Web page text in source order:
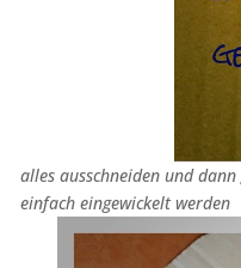
alles ausschneiden und
einfach eingewickelt werden